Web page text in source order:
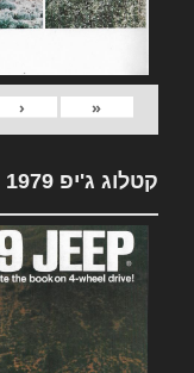
«
‹
קטלוג ג'יפ 1979